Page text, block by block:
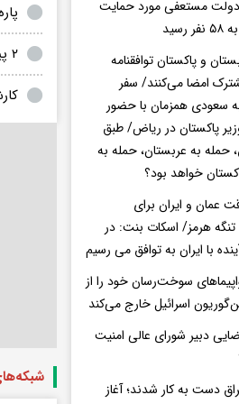
۲ پیکر دیگر از شهدای مدرسه شجره طیبه میناب شناسایی شدند
دولت مستعفی مورد حمایت
و پاکستان توافقنامه
امضا می‌کنند/ سفر
سعودی همزمان با حضور
پاکستان در ریاض/ طبق
حمله به عربستان، حمله به
خواهد بود؟
عمان و ایران برای
تنگه هرمز/ اسکات بنت: در
با ایران به توافق می رسیم
سوخت‌رسان خود را از
اسرائیل خارج می‌کند
دبیر شورای عالی امنیت
دست به کار شدند؛ آغاز